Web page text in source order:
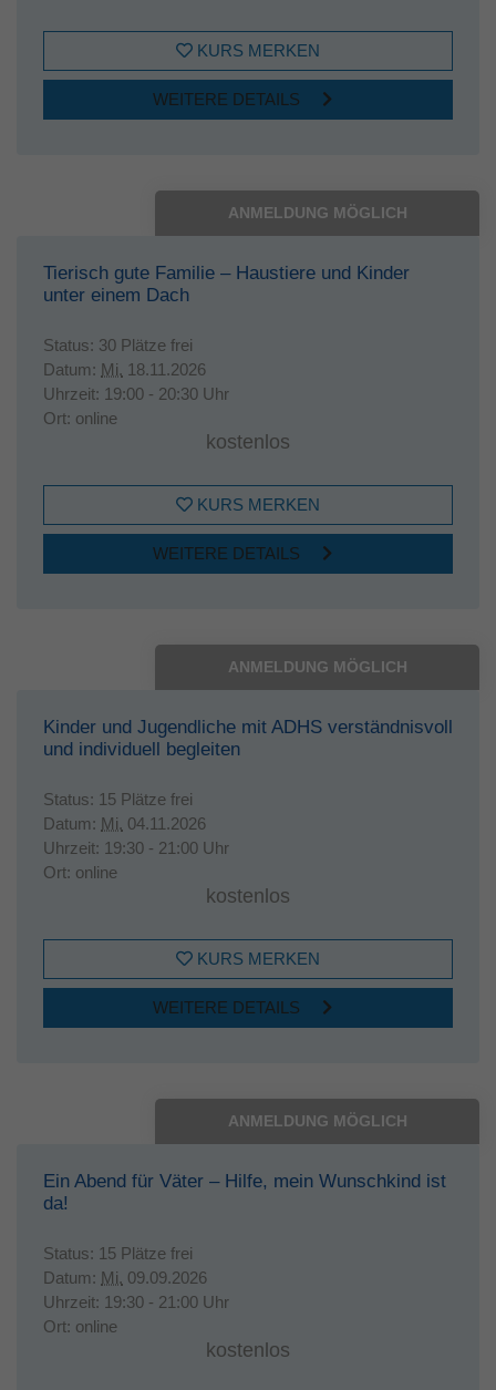
KURS MERKEN
WEITERE DETAILS
ANMELDUNG MÖGLICH
Tierisch gute Familie – Haustiere und Kinder
unter einem Dach
Status: 30 Plätze frei
Datum: Mi. 18.11.2026
Uhrzeit: 19:00 - 20:30 Uhr
Ort: online
kostenlos
KURS MERKEN
WEITERE DETAILS
ANMELDUNG MÖGLICH
Kinder und Jugendliche mit ADHS verständnisvoll
und individuell begleiten
Status: 15 Plätze frei
Datum: Mi. 04.11.2026
Uhrzeit: 19:30 - 21:00 Uhr
Ort: online
kostenlos
KURS MERKEN
WEITERE DETAILS
ANMELDUNG MÖGLICH
Ein Abend für Väter – Hilfe, mein Wunschkind ist
da!
Status: 15 Plätze frei
Datum: Mi. 09.09.2026
Uhrzeit: 19:30 - 21:00 Uhr
Ort: online
kostenlos